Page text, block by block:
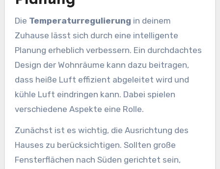
Die Temperaturregulierung in deinem
Zuhause lässt sich durch eine intelligente
Planung erheblich verbessern. Ein durchdachtes
Design der Wohnräume kann dazu beitragen,
dass heiße Luft effizient abgeleitet wird und
kühle Luft eindringen kann. Dabei spielen
verschiedene Aspekte eine Rolle.
Zunächst ist es wichtig, die Ausrichtung des
Hauses zu berücksichtigen. Sollten große
Fensterflächen nach Süden gerichtet sein,